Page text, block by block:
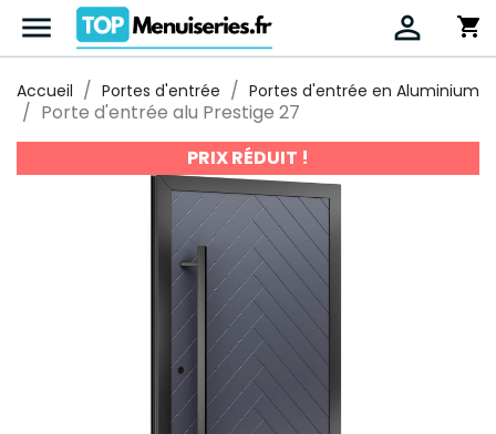
 shopping_cart

Accueil Portes d'entrée Portes d'entrée en Aluminium
Porte d'entrée alu Prestige 27
PRIX RÉDUIT !